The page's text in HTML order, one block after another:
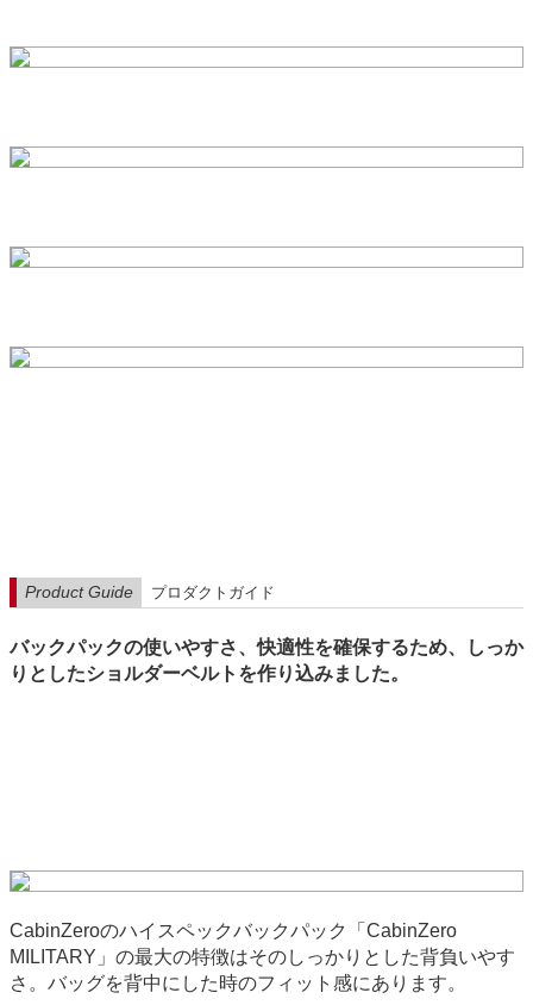
Product Guide プロダクトガイド
バックパックの使いやすさ、快適性を確保するため、しっか
りとしたショルダーベルトを作り込みました。
CabinZeroのハイスペックバックパック「CabinZero
MILITARY」の最大の特徴はそのしっかりとした背負いやす
さ。バッグを背中にした時のフィット感にあります。